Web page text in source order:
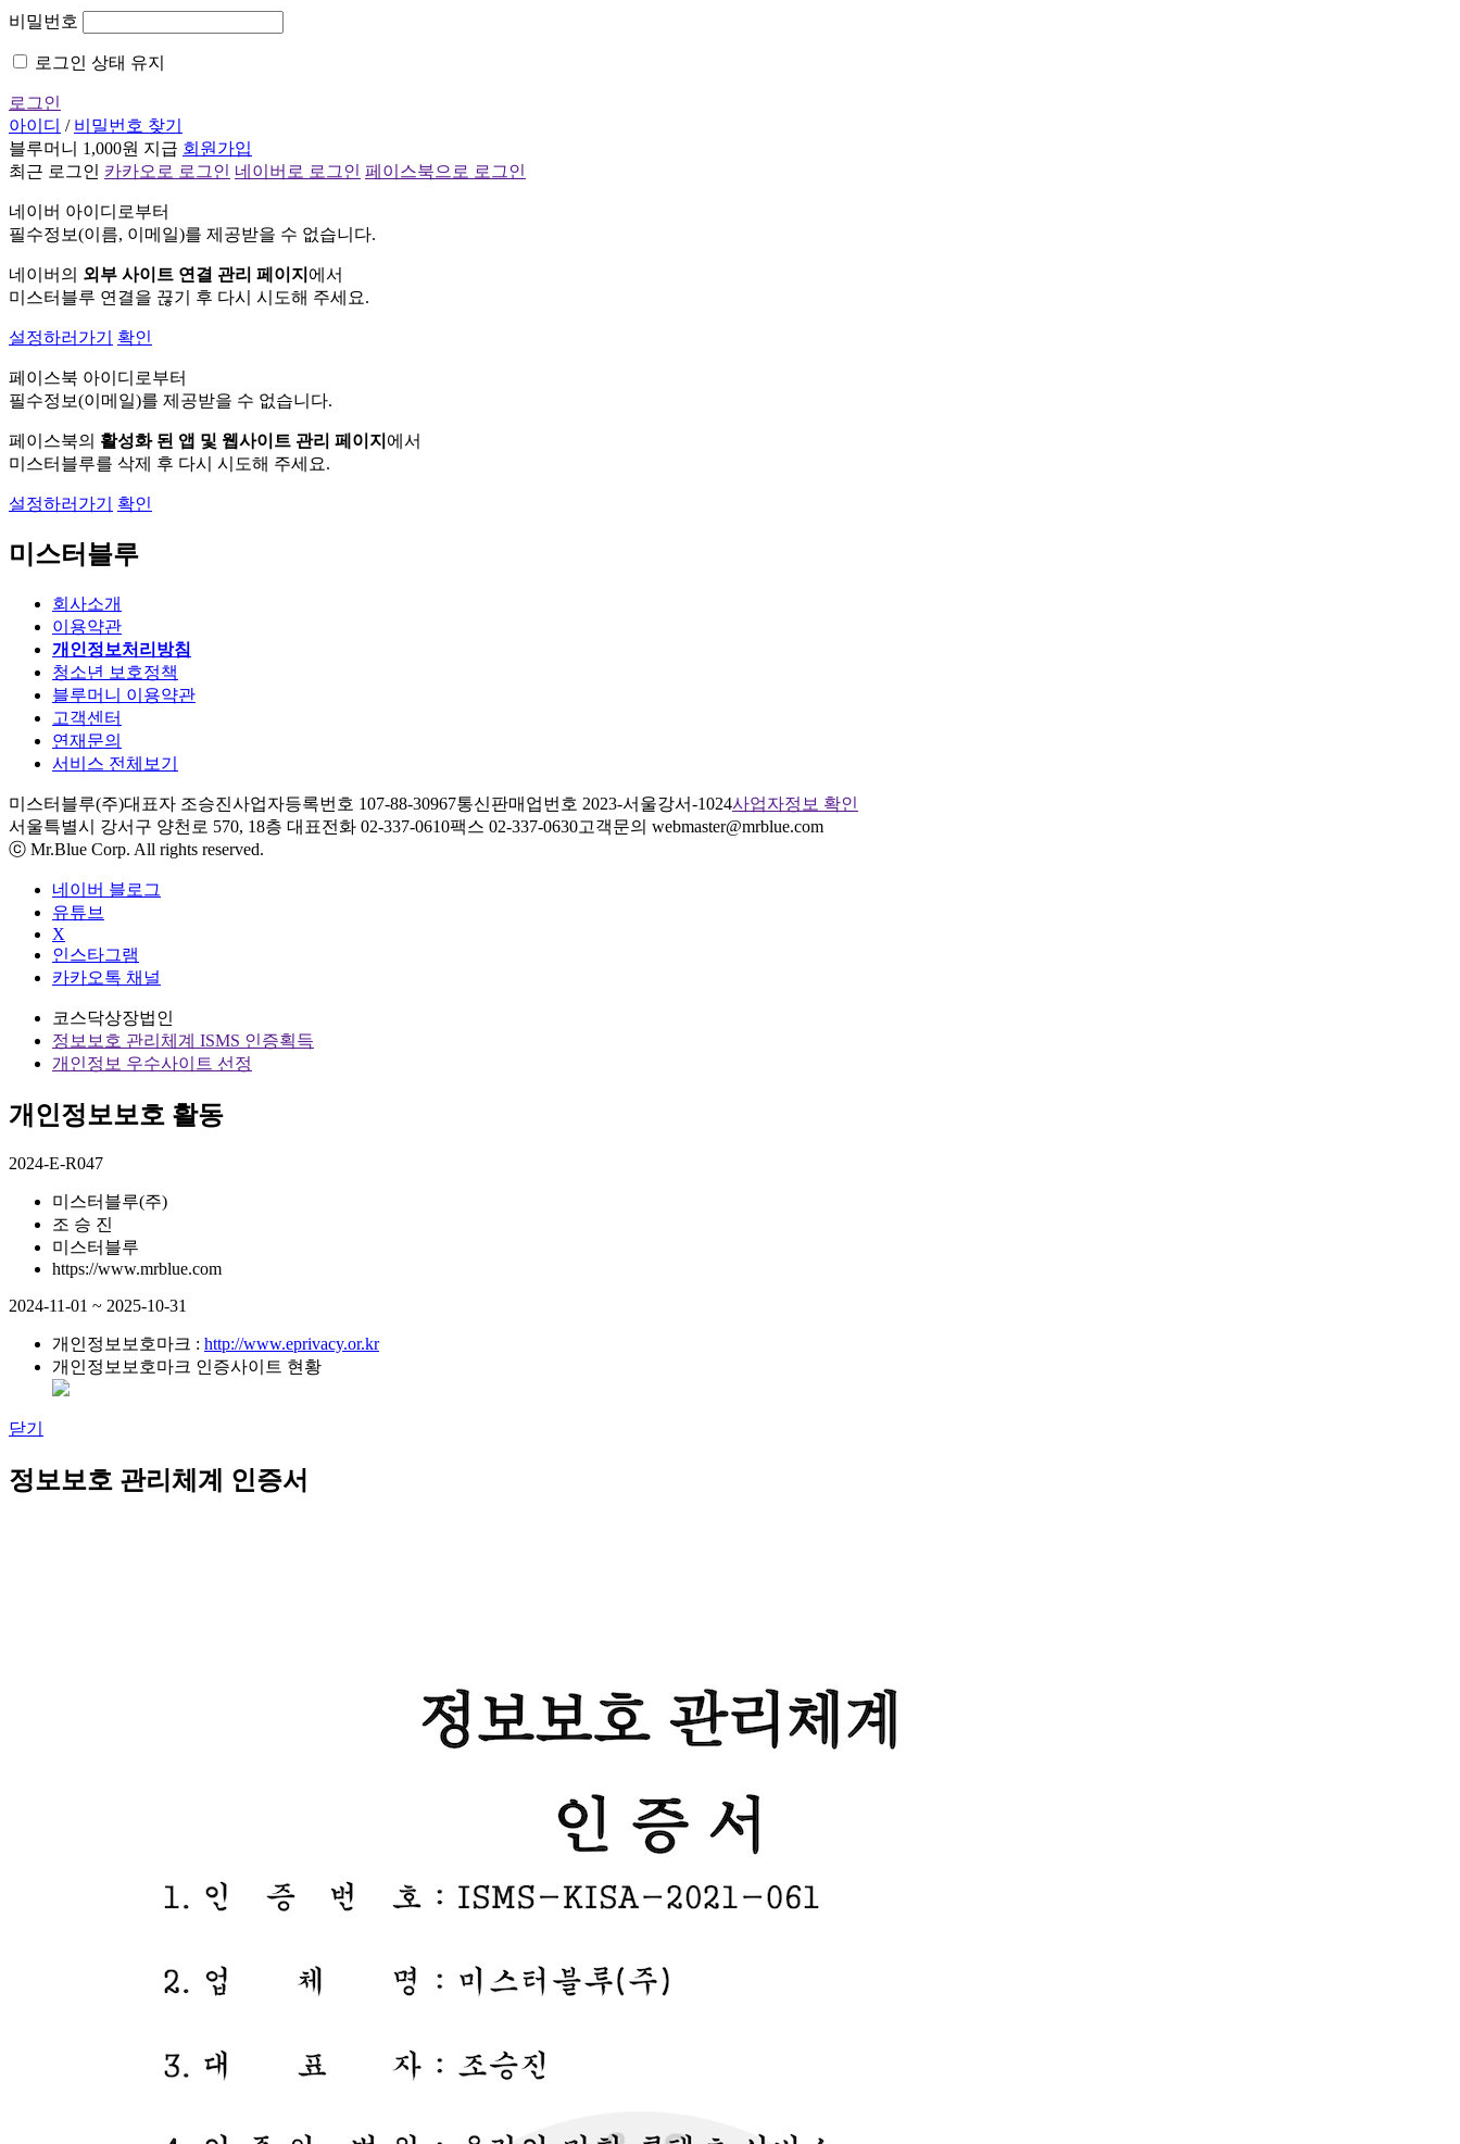
비밀번호
로그인 상태 유지
로그인
아이디 / 비밀번호 찾기
블루머니 1,000원 지급 회원가입
최근 로그인 카카오로 로그인 네이버로 로그인 페이스북으로 로그인
네이버 아이디로부터
필수정보(이름, 이메일)를 제공받을 수 없습니다.
네이버의 외부 사이트 연결 관리 페이지 에서
미스터블루 연결을 끊기 후 다시 시도해 주세요.
설정하러가기 확인
페이스북 아이디로부터
필수정보(이메일)를 제공받을 수 없습니다.
페이스북의 활성화 된 앱 및 웹사이트 관리 페이지 에서
미스터블루를 삭제 후 다시 시도해 주세요.
설정하러가기 확인
미스터블루
회사소개
이용약관
개인정보처리방침
청소년 보호정책
블루머니 이용약관
고객센터
연재문의
서비스 전체보기
미스터블루(주)대표자 조승진사업자등록번호 107-88-30967통신판매업번호 2023-서울강서-1024사업자정보 확인
서울특별시 강서구 양천로 570, 18층 대표전화 02-337-0610팩스 02-337-0630고객문의 webmaster@mrblue.com
ⓒ Mr.Blue Corp. All rights reserved.
네이버 블로그
유튜브
X
인스타그램
카카오톡 채널
코스닥상장법인
정보보호 관리체계 ISMS 인증획득
개인정보 우수사이트 선정
개인정보보호 활동
2024-E-R047
미스터블루(주)
조 승 진
미스터블루
https://www.mrblue.com
2024-11-01 ~ 2025-10-31
개인정보보호마크 : http://www.eprivacy.or.kr
개인정보보호마크 인증사이트 현황
닫기
정보보호 관리체계 인증서